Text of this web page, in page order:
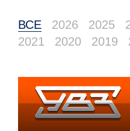
ВСЕ 2026 2025
2021
2020 2019